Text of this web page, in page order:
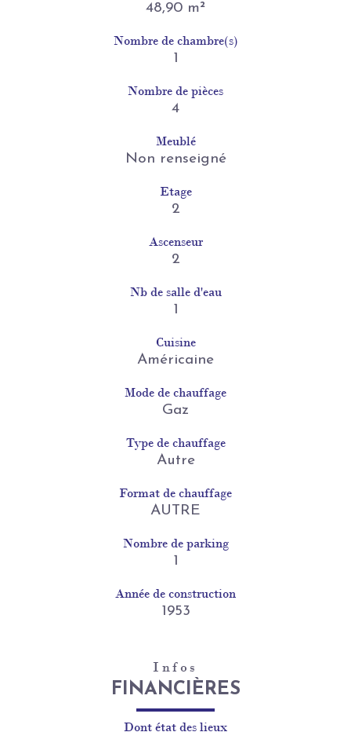
48,90 m²
Nombre de chambre(s)
1
Nombre de pièces
4
Meublé
Non renseigné
Etage
2
Ascenseur
2
Nb de salle d'eau
1
Cuisine
Américaine
Mode de chauffage
Gaz
Type de chauffage
Autre
Format de chauffage
AUTRE
Nombre de parking
1
Année de construction
1953
Infos
FINANCIÈRES
Dont état des lieux